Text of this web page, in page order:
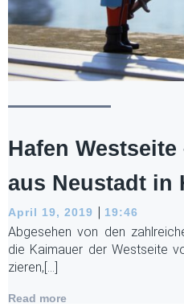
Hafen
aus Neustadt in
April 19, 2019 | 19:46
Abgesehen von den
die Kaimauer der Westseite
zieren,[…]
Read more